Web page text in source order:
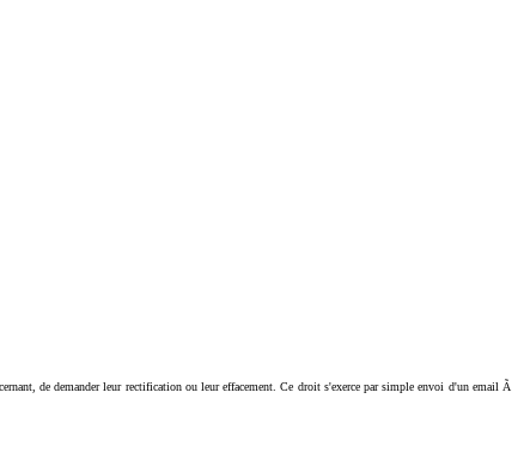
de demander leur rectification ou leur effacement. Ce droit s'exerce par simple envoi d'un email Ã